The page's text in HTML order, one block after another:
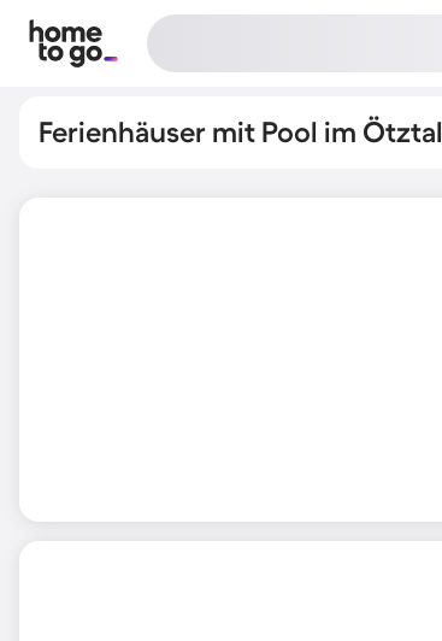
Ferienhäuser mit Pool im Ötztal